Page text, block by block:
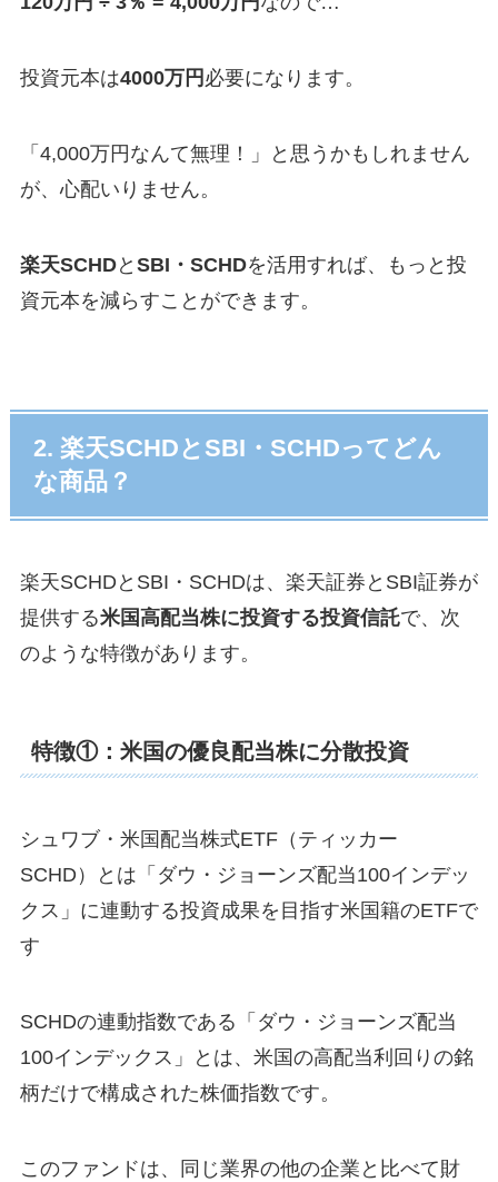
投資元本は4000万円 必要になります。
「4,000万円なんて無理！」と思うかもしれません
が、心配いりません。
楽天SCHDと SBI・SCHDを活用すれば、もっと投
資元本を減らすことができます。
2. 楽天SCHDとSBI・SCHDってどん
な商品？
楽天SCHDとSBI・SCHDは、楽天証券とSBI証券が
提供する米国高配当株に投資する投資信託で、次
のような特徴があります。
特徴①：米国の優良配当株に分散投資
シュワブ・米国配当株式ETF（ティッカー
SCHD）とは「ダウ・ジョーンズ配当100インデッ
クス」に連動する投資成果を目指す米国籍のETFで
す
SCHDの連動指数である「ダウ・ジョーンズ配当
100インデックス」とは、米国の高配当利回りの銘
柄だけで構成された株価指数です。
このファンドは、同じ業界の他の企業と比べて財